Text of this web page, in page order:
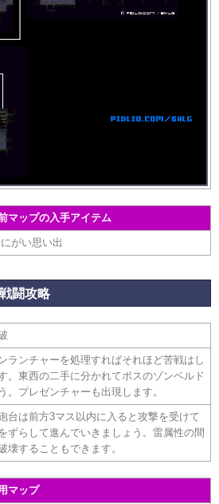
マップの入手アイテム
がい思い出
闘攻略
ランチャーを処理すればそれほど苦戦はし
。東西の二手に分かれてボスのゾンベルド
。プレゼンチャーも出現します。
台は前方3マス以内に入ると攻撃を受けて
ずらして進んでいきましょう。雷属性の間
壊することもできます。
マップ